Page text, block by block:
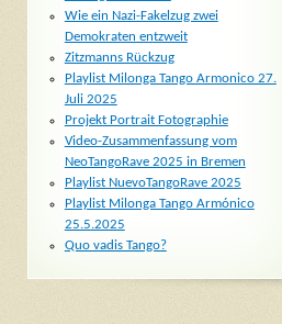
Wie ein Nazi-Fakelzug zwei
Demokraten entzweit
Zitzmanns Rückzug
Playlist Milonga Tango Armonico 27.
Juli 2025
Projekt Portrait Fotographie
Video-Zusammenfassung vom
NeoTangoRave 2025 in Bremen
Playlist NuevoTangoRave 2025
Playlist Milonga Tango Armónico
25.5.2025
Quo vadis Tango?